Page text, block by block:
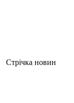
Стрічка новин